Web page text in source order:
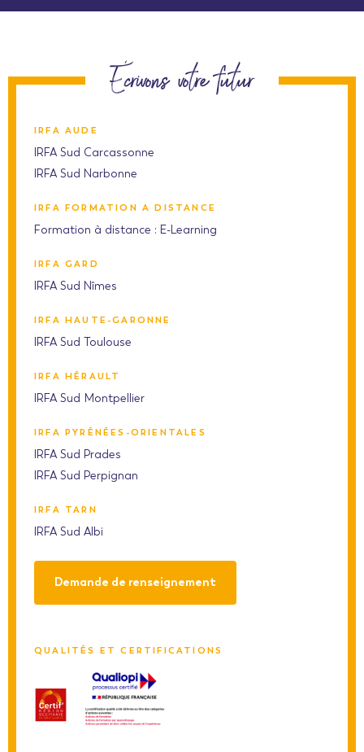
Écrivons votre futur
IRFA AUDE
IRFA Sud Carcassonne
IRFA Sud Narbonne
IRFA FORMATION A DISTANCE
Formation à distance : E-Learning
IRFA GARD
IRFA Sud Nîmes
IRFA HAUTE-GARONNE
IRFA Sud Toulouse
IRFA HÉRAULT
IRFA Sud Montpellier
IRFA PYRÉNÉES-ORIENTALES
IRFA Sud Prades
IRFA Sud Perpignan
IRFA TARN
IRFA Sud Albi
Demande de renseignement
QUALITÉS ET CERTIFICATIONS